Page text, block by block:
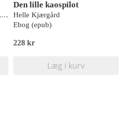
Darius Monfared, Henning Bro, Jakob Ingemann Parby, Anette Krag Månsson, Lars Spatzek, Rikke Madi Riising, Lisbeth Hollensen, Caspar Christiansen, Bitten Larsen, Rolf Kjær-Hansen
Den lille kaospilot
Helle Kjærgård
Ebog (epub)
228 kr
Læg i kurv